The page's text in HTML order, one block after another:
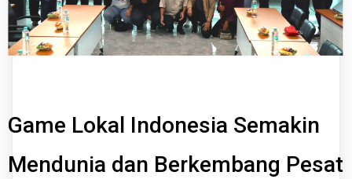
Game Lokal Indonesia Semakin
Mendunia dan Berkembang Pesat